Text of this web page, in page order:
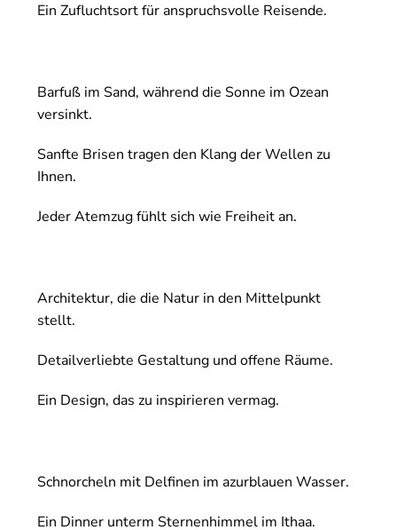
Ein Zufluchtsort für anspruchsvolle Reisende.
Barfuß im Sand, während die Sonne im Ozean
versinkt.
Sanfte Brisen tragen den Klang der Wellen zu
Ihnen.
Jeder Atemzug fühlt sich wie Freiheit an.
Architektur, die die Natur in den Mittelpunkt
stellt.
Detailverliebte Gestaltung und offene Räume.
Ein Design, das zu inspirieren vermag.
Schnorcheln mit Delfinen im azurblauen Wasser.
Ein Dinner unterm Sternenhimmel im Ithaa.